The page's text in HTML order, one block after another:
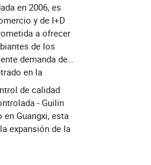
en 2006, es
y de I+D
a ofrecer
de los
demanda de
en la
de calidad
- Guilin
Guangxi, esta
expansión de la